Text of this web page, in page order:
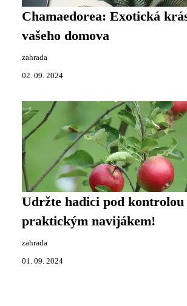
Chamaedorea: Exotická
vašeho domova
zahrada
02. 09. 2024
Udržte hadici pod kontrolou
praktickým navijákem!
zahrada
01. 09. 2024